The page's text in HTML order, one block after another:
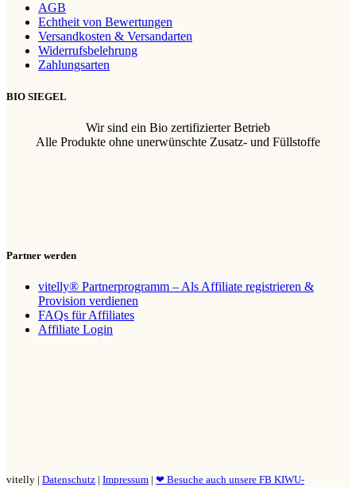
AGB
Echtheit von Bewertungen
Versandkosten & Versandarten
Widerrufsbelehrung
Zahlungsarten
BIO SIEGEL
Wir sind ein Bio zertifizierter Betrieb
Alle Produkte ohne unerwünschte Zusatz- und Füllstoffe
Partner werden
vitelly® Partnerprogramm – Als Affiliate registrieren &
Provision verdienen
FAQs für Affiliates
Affiliate Login
vitelly | Datenschutz | Impressum | ❤ Besuche auch unsere FB KIWU-